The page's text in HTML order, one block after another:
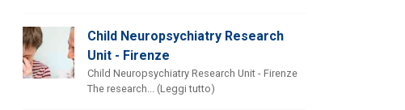
Child Neuropsychiatry Research
Unit - Firenze
Child Neuropsychiatry Research Unit - Firenze
The research... (Leggi tutto)